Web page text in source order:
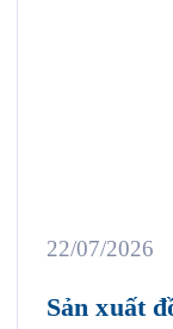
22/07/2026
Sản xuất